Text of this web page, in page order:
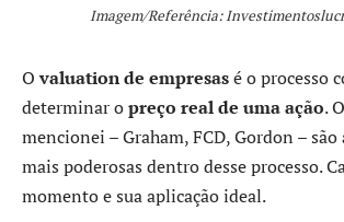
Imagem/Referência:
Ovaluation de empresasé o processo
determinar opreço real de uma ação.
mencionei – Graham, FCD, Gordon –
mais poderosas dentro desse processo.
momento e sua aplicação ideal.